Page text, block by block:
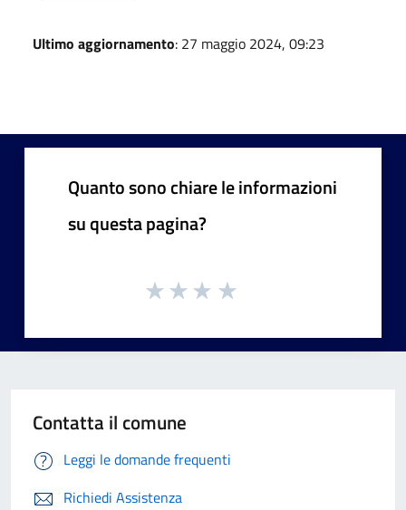
Ultimo aggiornamento: 27 maggio 2024, 09:23
Quanto sono chiare le informazioni
su questa pagina?
Contatta il comune
Leggi le domande frequenti
Richiedi Assistenza